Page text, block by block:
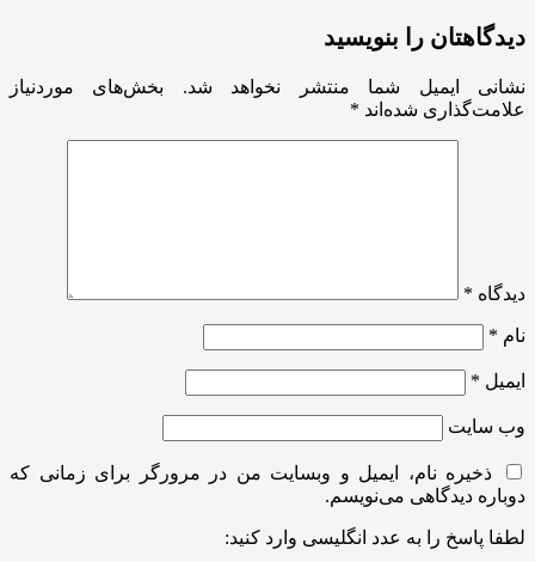
دیدگاهتان را بنویسید
نشانی ایمیل شما منتشر نخواهد شد.
بخش‌های موردنیاز
علامت‌گذاری شده‌اند *
دیدگاه *
نام *
ایمیل *
وب‌ سایت
ذخیره نام، ایمیل و وبسایت من در مرورگر برای زمانی که
دوباره دیدگاهی می‌نویسم.
لطفا پاسخ را به عدد انگلیسی وارد کنید: